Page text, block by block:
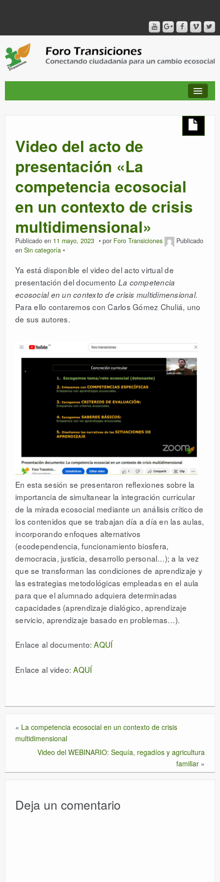
PUBLICACIONES + TIEMPO DE TRANSICIONES
RED AMIG@S DEL FORO
CANAL DE VIDEO
Video del acto de
presentación «La
competencia ecosocial
en un contexto de crisis
multidimensional»
Publicado en 11 mayo, 2023 por Foro Transiciones
Publicado
en Sin categoría
Ya está disponible el video del acto virtual de
presentación del documento La competencia
ecosocial en un contexto de crisis multidimensional.
Para ello contaremos con Carlos Gómez Chuliá, uno
de sus autores.
En esta sesión se presentaron reflexiones sobre la
importancia de simultanear la integración curricular
de la mirada ecosocial mediante un análisis crítico de
los contenidos que se trabajan día a día en las aulas,
incorporando enfoques alternativos
(ecodependencia, funcionamiento biosfera,
democracia, justicia, desarrollo personal…); a la vez
que se transforman las condiciones de aprendizaje y
las estrategias metodológicas empleadas en el aula
para que el alumnado adquiera determinadas
capacidades (aprendizaje dialógico, aprendizaje
servicio, aprendizaje basado en problemas…).
Enlace al documento:AQUÍ
Enlace al video:AQUÍ
« La competencia ecosocial en un contexto de crisis
multidimensional
Video del WEBINARIO: Sequía, regadíos y agricultura
familiar »
Deja un comentario